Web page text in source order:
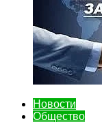
Новости
Общество